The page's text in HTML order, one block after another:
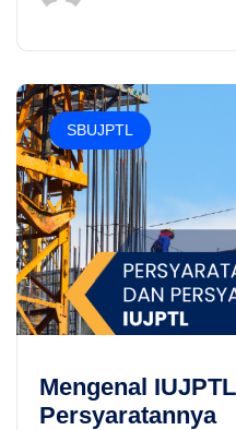
SBUJPTL
Mengenal
Persyaratannya